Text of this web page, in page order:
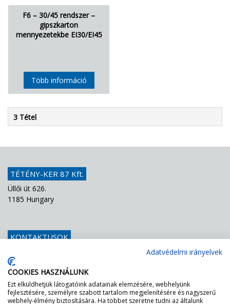
F6 – 30/45 rendszer –
gipszkarton
mennyezetekbe EI30/EI45
Több információ
3 Tétel
TÉTÉNY-KER 87 Kft.
Üllői út 626.
1185 Hungary
KONTAKTUSOK
E-mail
AZ FF – NEK ZÖLDEN VILÁGÍT A LÁMPA!
Adatvédelmi irányelvek
COOKIES HASZNÁLUNK
Ezt elküldhetjük látogatóink adatainak elemzésére, webhelyünk
fejlesztésére, személyre szabott tartalom megjelenítésére és nagyszerű
webhely-élmény biztosítására. Ha többet szeretne tudni az általunk